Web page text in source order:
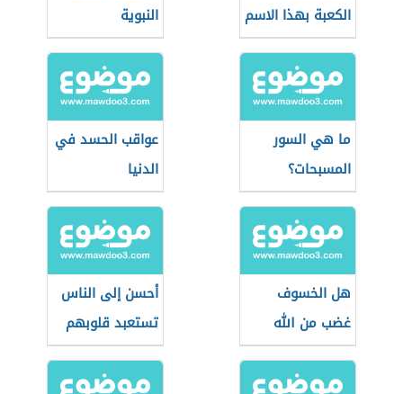
الكعبة بهذا الاسم
النبوية
ما هي السور
المسبحات؟
عواقب الحسد في
الدنيا
هل الخسوف
غضب من الله
أحسن إلى الناس
تستعبد قلوبهم